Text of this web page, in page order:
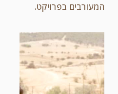
המעורבים בפרויקט.